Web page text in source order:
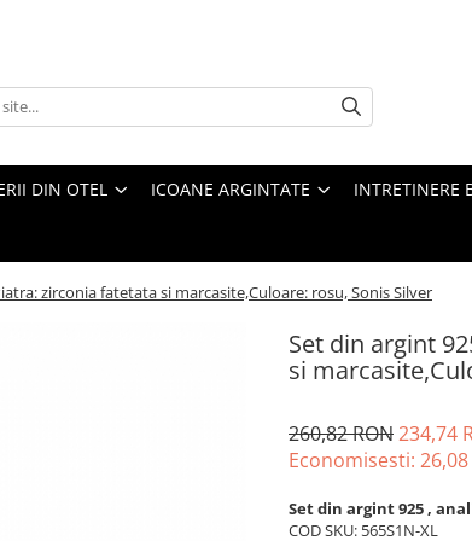
DIN OTEL ICOANE ARGINTATE INTRETINERE
zirconia fatetata si marcasite,Culoare: rosu, Sonis Silver
Set din argint
si
260,82 RON234,74
Economisesti: 26,08
Set din argint 925 ,
COD SKU: 565S1N-XL